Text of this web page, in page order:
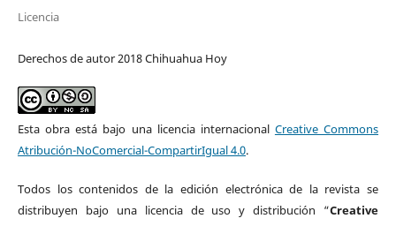
Licencia
Derechos de autor 2018 Chihuahua Hoy
Esta obra está bajo una licencia internacional Creative Commons
Atribución-NoComercial-CompartirIgual 4.0.
Todos los contenidos de la edición electrónica de la revista se
distribuyen bajo una licencia de uso y distribución “Creative